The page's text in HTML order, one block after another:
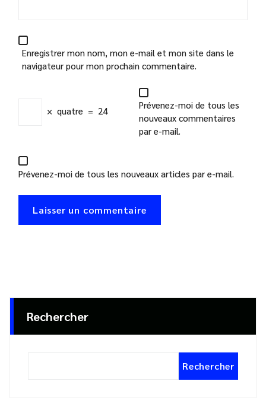
Enregistrer mon nom, mon e-mail et mon site dans le
navigateur pour mon prochain commentaire.
× quatre = 24
Prévenez-moi de tous les
nouveaux commentaires
par e-mail.
Prévenez-moi de tous les nouveaux articles par e-mail.
Rechercher
Rechercher